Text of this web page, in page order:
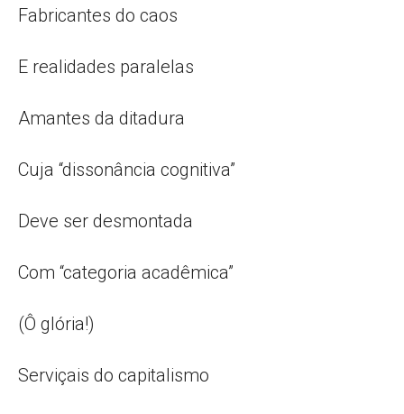
Fabricantes do caos
E realidades paralelas
Amantes da ditadura
Cuja “dissonância cognitiva”
Deve ser desmontada
Com “categoria acadêmica”
(Ô glória!)
Serviçais do capitalismo